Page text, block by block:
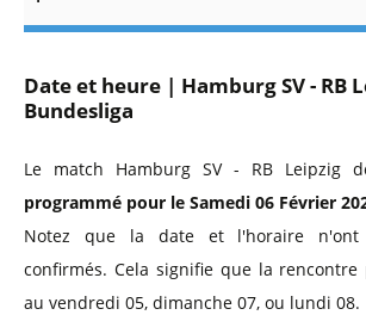
Date et heure | Hamburg SV - RB
Bundesliga
Le match Hamburg SV - RB Leipzig
programmé pour le Samedi 06 Février
Notez que la date et l'horaire n'ont
confirmés. Cela signifie que la
au vendredi 05, dimanche 07, ou lundi 08.